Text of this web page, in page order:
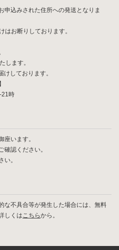
申込みされた住所への発送となりま
お断りしております。
します。
しております。
21時
座います。
確認ください。
い。
な不具合等が発生した場合には、無料
しくはこちらから。